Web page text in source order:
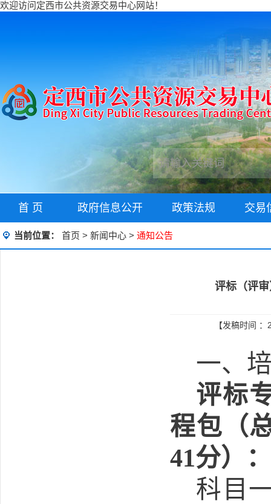
欢迎访问定西市公共资源交易中心网站！
首 页 政府信息公开 政策法规 交易
当前位置： 首页 > 新闻中心 > 通知公告
评标（评
【发稿时间
一、
评标
程包（
41分）：
科目